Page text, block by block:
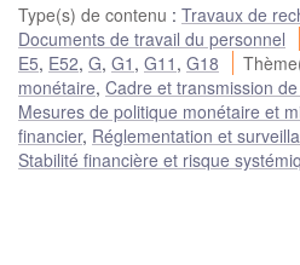
Type(s) de contenu : Travaux de
Documents de travail du personnel
E5, E52, G, G1 , G11 , G18
monétaire, Cadre et transmission
Mesures de politique monétaire et
financier, Réglementation et
Stabilité financière et risque